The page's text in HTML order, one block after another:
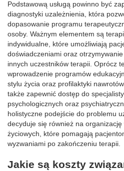
Podstawową usługą powinno być
diagnostyki uzależnienia, która
dopasowanie programu
osoby. Ważnym elementem są
indywidualne, które umożliwiają
doświadczeniami oraz
innych uczestników terapii. Oprócz
wprowadzenie programów
stylu życia oraz profilaktyki
także zapewnić dostęp do
psychologicznych oraz
holistyczne podejście do problemu
decyduje się również na
życiowych, które pomagają
wyzwaniami po zakończeniu terapii.
Jakie są koszty